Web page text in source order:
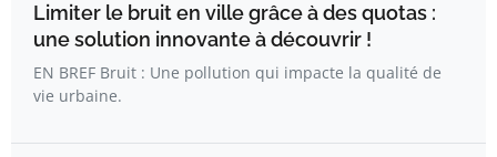
Limiter le bruit en ville grâce à des quotas :
une solution innovante à découvrir !
EN BREF Bruit : Une pollution qui impacte la qualité de
vie urbaine.